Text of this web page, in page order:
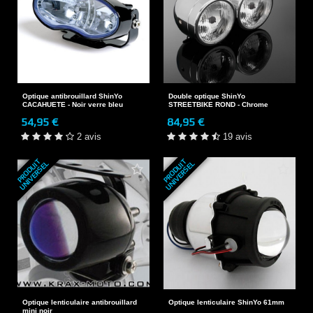
Optique antibrouillard ShinYo
CACAHUETE - Noir verre bleu
54,95 €
2 avis
Double optique ShinYo
STREETBIKE ROND - Chrome
84,95 €
19 avis
P
R
O
D
U
I
T
U
N
I
V
E
R
S
E
L
Optique lenticulaire antibrouillard
mini noir
P
R
O
D
U
I
T
U
N
I
V
E
R
S
E
L
Optique lenticulaire ShinYo 61mm